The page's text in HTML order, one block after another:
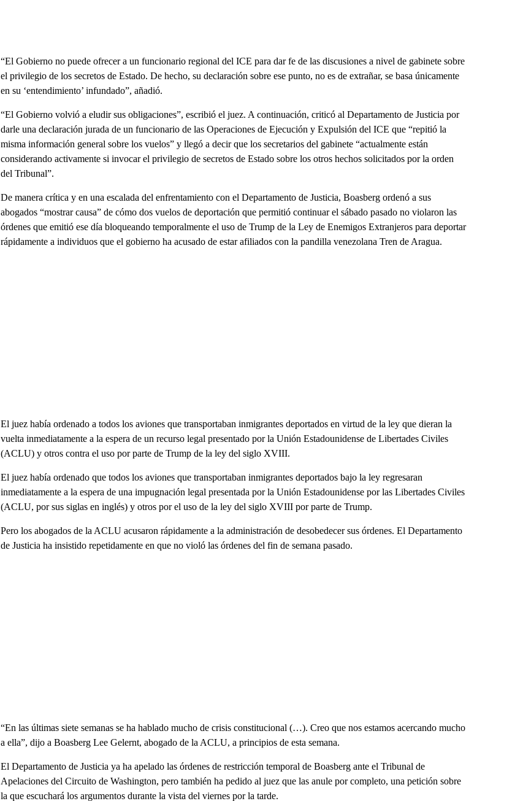
“El Gobierno no puede ofrecer a un funcionario regional del ICE para dar fe de las discusiones a nivel de gabinete sobre
el privilegio de los secretos de Estado. De hecho, su declaración sobre ese punto, no es de extrañar, se basa únicamente
en su ‘entendimiento’ infundado”, añadió.
“El Gobierno volvió a eludir sus obligaciones”, escribió el juez. A continuación, criticó al Departamento de Justicia por
darle una declaración jurada de un funcionario de las Operaciones de Ejecución y Expulsión del ICE que “repitió la
misma información general sobre los vuelos” y llegó a decir que los secretarios del gabinete “actualmente están
considerando activamente si invocar el privilegio de secretos de Estado sobre los otros hechos solicitados por la orden
del Tribunal”.
De manera crítica y en una escalada del enfrentamiento con el Departamento de Justicia, Boasberg ordenó a sus
abogados “mostrar causa” de cómo dos vuelos de deportación que permitió continuar el sábado pasado no violaron las
órdenes que emitió ese día bloqueando temporalmente el uso de Trump de la Ley de Enemigos Extranjeros para deportar
rápidamente a individuos que el gobierno ha acusado de estar afiliados con la pandilla venezolana Tren de Aragua.
El juez había ordenado a todos los aviones que transportaban inmigrantes deportados en virtud de la ley que dieran la
vuelta inmediatamente a la espera de un recurso legal presentado por la Unión Estadounidense de Libertades Civiles
(ACLU) y otros contra el uso por parte de Trump de la ley del siglo XVIII.
El juez había ordenado que todos los aviones que transportaban inmigrantes deportados bajo la ley regresaran
inmediatamente a la espera de una impugnación legal presentada por la Unión Estadounidense por las Libertades Civiles
(ACLU, por sus siglas en inglés) y otros por el uso de la ley del siglo XVIII por parte de Trump.
Pero los abogados de la ACLU acusaron rápidamente a la administración de desobedecer sus órdenes. El Departamento
de Justicia ha insistido repetidamente en que no violó las órdenes del fin de semana pasado.
“En las últimas siete semanas se ha hablado mucho de crisis constitucional (…). Creo que nos estamos acercando mucho
a ella”, dijo a Boasberg Lee Gelernt, abogado de la ACLU, a principios de esta semana.
El Departamento de Justicia ya ha apelado las órdenes de restricción temporal de Boasberg ante el Tribunal de
Apelaciones del Circuito de Washington, pero también ha pedido al juez que las anule por completo, una petición sobre
la que escuchará los argumentos durante la vista del viernes por la tarde.